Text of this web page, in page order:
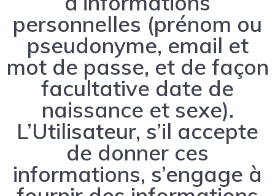
personnelles (prénom ou
pseudonyme, email et
mot de passe, et de façon
facultative date de
naissance et sexe).
L’Utilisateur, s’il accepte
de donner ces
informations, s’engage à